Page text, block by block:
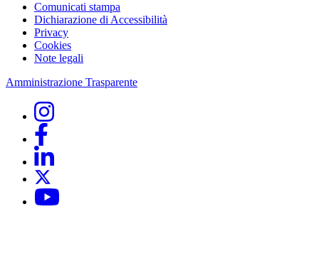
Comunicati stampa
Dichiarazione di Accessibilità
Privacy
Cookies
Note legali
Amministrazione Trasparente